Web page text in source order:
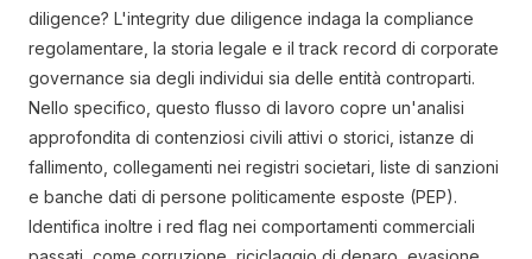
diligence? L'integrity due diligence indaga la compliance
regolamentare, la storia legale e il track record di corporate
governance sia degli individui sia delle entità controparti.
Nello specifico, questo flusso di lavoro copre un'analisi
approfondita di contenziosi civili attivi o storici, istanze di
fallimento, collegamenti nei registri societari, liste di sanzioni
e banche dati di persone politicamente esposte (PEP).
Identifica inoltre i red flag nei comportamenti commerciali